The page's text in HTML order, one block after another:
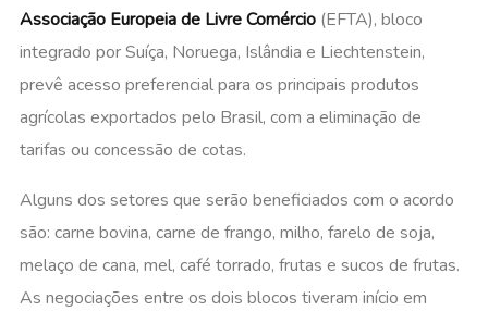
Associação Europeia de Livre Comércio (EFTA), bloco
integrado por Suíça, Noruega, Islândia e Liechtenstein,
prevê acesso preferencial para os principais produtos
agrícolas exportados pelo Brasil, com a eliminação de
tarifas ou concessão de cotas.
Alguns dos setores que serão beneficiados com o acordo
são: carne bovina, carne de frango, milho, farelo de soja,
melaço de cana, mel, café torrado, frutas e sucos de frutas.
As negociações entre os dois blocos tiveram início em